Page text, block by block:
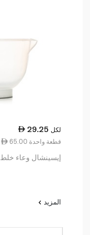
29.25 لكل
65.00 قطعة واحدة
إيسينشال وعاء خلط 27 سم
المزيد